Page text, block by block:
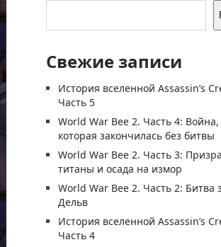
Свежие записи
История вселенной Assassin’s
Часть 5
World War Bee 2. Часть 4: Война,
которая закончилась без битвы
World War Bee 2. Часть 3:
титаны и осада на измор
World War Bee 2. Часть 2: Битва
Дельв
История вселенной Assassin’s
Часть 4